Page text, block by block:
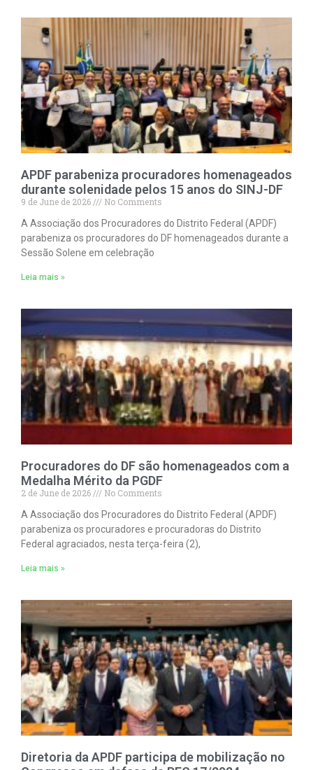
APDF parabeniza procuradores homenageados
durante solenidade pelos 15 anos do SINJ-DF
9 de June de 2026
No Comments
A Associação dos Procuradores do Distrito Federal (APDF)
parabeniza os procuradores do DF homenageados durante a
Sessão Solene em celebração
Leia mais »
Procuradores do DF são homenageados com a
Medalha Mérito da PGDF
2 de June de 2026
No Comments
A Associação dos Procuradores do Distrito Federal (APDF)
parabeniza os procuradores e procuradoras do Distrito
Federal agraciados, nesta terça-feira (2),
Leia mais »
Diretoria da APDF participa de mobilização no